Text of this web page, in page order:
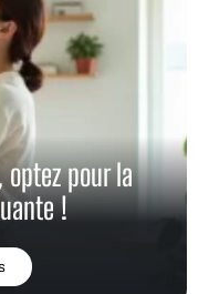
optez pour la
!